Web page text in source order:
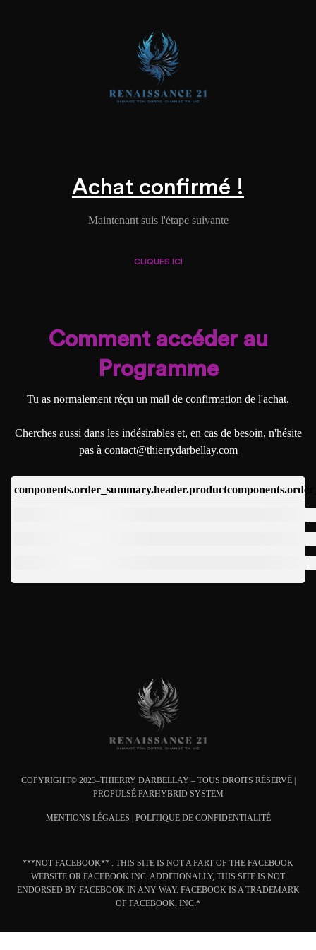
Achat confirmé !
Maintenant suis l'étape suivante
CLIQUES ICI
Comment accéder au
Programme
Tu as normalement réçu un mail de confirmation de l'achat.
Cherches aussi dans les indésirables et, en cas de besoin, n'hésite
pas à contact@thierrydarbellay.com
components.order_summary.header.product
COPYRIGHT© 2023–THIERRY DARBELLAY – TOUS DROITS RÉSERVÉ |
PROPULSÉ PARHYBRID SYSTEM
MENTIONS LÉGALES POLITIQUE DE CONFIDENTIALITÉ
***NOT FACEBOOK** : THIS SITE IS NOT A PART OF THE FACEBOOK
WEBSITE OR FACEBOOK INC. ADDITIONALLY, THIS SITE IS NOT
ENDORSED BY FACEBOOK IN ANY WAY. FACEBOOK IS A TRADEMARK
OF FACEBOOK, INC.*